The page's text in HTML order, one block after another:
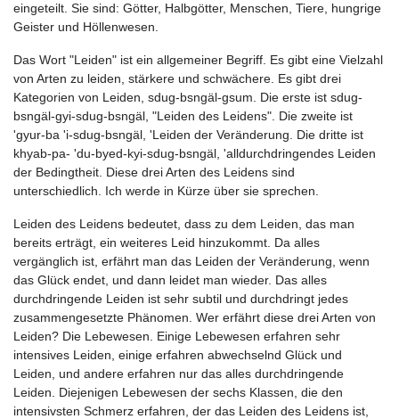
eingeteilt. Sie sind: Götter, Halbgötter, Menschen, Tiere, hungrige
Geister und Höllenwesen.
Das Wort "Leiden" ist ein allgemeiner Begriff. Es gibt eine Vielzahl
von Arten zu leiden, stärkere und schwächere. Es gibt drei
Kategorien von Leiden, sdug-bsngäl-gsum. Die erste ist sdug-
bsngäl-gyi-sdug-bsngäl, "Leiden des Leidens". Die zweite ist
'gyur-ba 'i-sdug-bsngäl, 'Leiden der Veränderung. Die dritte ist
khyab-pa- 'du-byed-kyi-sdug-bsngäl, 'alldurchdringendes Leiden
der Bedingtheit. Diese drei Arten des Leidens sind
unterschiedlich. Ich werde in Kürze über sie sprechen.
Leiden des Leidens bedeutet, dass zu dem Leiden, das man
bereits erträgt, ein weiteres Leid hinzukommt. Da alles
vergänglich ist, erfährt man das Leiden der Veränderung, wenn
das Glück endet, und dann leidet man wieder. Das alles
durchdringende Leiden ist sehr subtil und durchdringt jedes
zusammengesetzte Phänomen. Wer erfährt diese drei Arten von
Leiden? Die Lebewesen. Einige Lebewesen erfahren sehr
intensives Leiden, einige erfahren abwechselnd Glück und
Leiden, und andere erfahren nur das alles durchdringende
Leiden. Diejenigen Lebewesen der sechs Klassen, die den
intensivsten Schmerz erfahren, der das Leiden des Leidens ist,